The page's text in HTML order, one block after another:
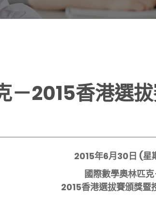
－2015香港選
2015年6月30日 (星
國際數學奧林匹克
2015香港選拔賽頒獎暨